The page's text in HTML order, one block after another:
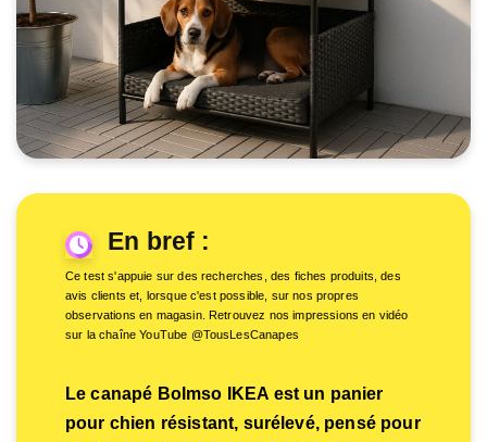
En bref :
Ce test s'appuie sur des recherches, des fiches produits, des
avis clients et, lorsque c'est possible, sur nos propres
observations en magasin. Retrouvez nos impressions en vidéo
sur la chaîne YouTube @TousLesCanapes
Le canapé Bolmso IKEA est un panier
pour chien résistant, surélevé, pensé pour